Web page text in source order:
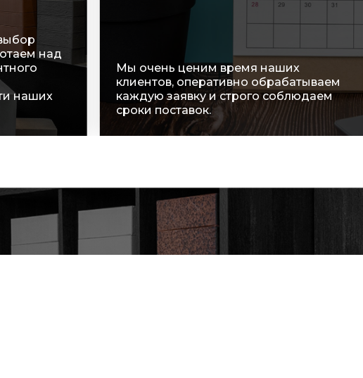
над
наших
Мы очень ценим время наших
клиентов, оперативно обрабатываем
каждую заявку и строго соблюдаем
сроки поставок.